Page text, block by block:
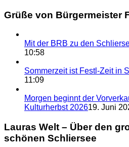
Grüße von Bürgermeister
Mit der BRB zu den
10:58
Sommerzeit ist Festl-Zeit in
11:09
Morgen beginnt der
Kulturherbst 202619. Juni
Lauras Welt – Über den
schönen Schliersee